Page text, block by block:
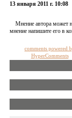
13 января 2011 г. 10:08
Мнение автора может
мнение напишите его в
comments powered
HyperComments